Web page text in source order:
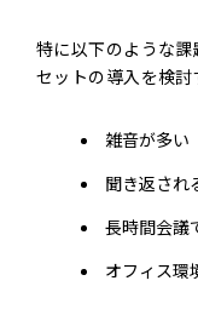
特に以下のような
セットの導入を検討
雑音が多い
聞き返され
長時間会議
オフィス環